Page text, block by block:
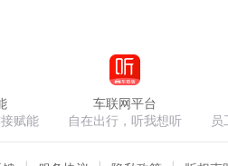
赋能
车联网平台
自在出行，听我想听